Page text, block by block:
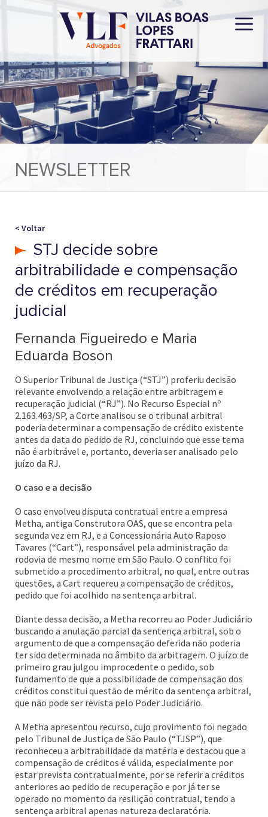
NEWSLETTER
< Voltar
STJ decide sobre
arbitrabilidade e compensação
de créditos em recuperação
judicial
Fernanda Figueiredo e Maria
Eduarda Boson
O Superior Tribunal de Justiça (“STJ”) proferiu decisão
relevante envolvendo a relação entre arbitragem e
recuperação judicial (“RJ”). No Recurso Especial nº
2.163.463/SP, a Corte analisou se o tribunal arbitral
poderia determinar a compensação de crédito existente
antes da data do pedido de RJ, concluindo que esse tema
não é arbitrável e, portanto, deveria ser analisado pelo
juízo da RJ.
O caso e a decisão
O caso envolveu disputa contratual entre a empresa
Metha, antiga Construtora OAS, que se encontra pela
segunda vez em RJ, e a Concessionária Auto Raposo
Tavares (“Cart”), responsável pela administração da
rodovia de mesmo nome em São Paulo. O conflito foi
submetido a procedimento arbitral, no qual, entre outras
questões, a Cart requereu a compensação de créditos,
pedido que foi acolhido na sentença arbitral.
Diante dessa decisão, a Metha recorreu ao Poder Judiciário
buscando a anulação parcial da sentença arbitral, sob o
argumento de que a compensação deferida não poderia
ter sido determinada no âmbito da arbitragem. O juízo de
primeiro grau julgou improcedente o pedido, sob
fundamento de que a possibilidade de compensação dos
créditos constitui questão de mérito da sentença arbitral,
que não pode ser revista pelo Poder Judiciário.
A Metha apresentou recurso, cujo provimento foi negado
pelo Tribunal de Justiça de São Paulo (“TJSP”), que
reconheceu a arbitrabilidade da matéria e destacou que a
compensação de créditos é válida, especialmente por
estar prevista contratualmente, por se referir a créditos
anteriores ao pedido de recuperação e por já ter se
operado no momento da resilição contratual, tendo a
sentença arbitral apenas natureza declaratória.